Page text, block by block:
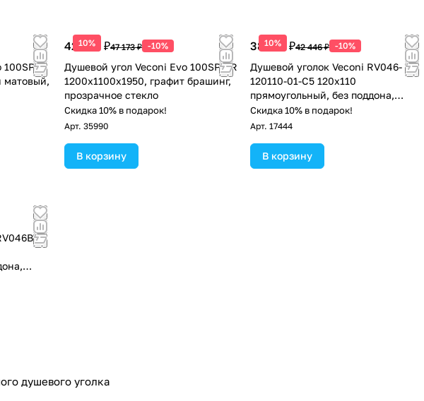
100SP B
матовый,
10%
42 456 ₽47 173 ₽ -10%
Душевой угол Veconi Evo 100SP GR
1200х1100x1950, графит брашинг,
прозрачное стекло
Скидка 10% в подарок!
Арт. 35990
В корзину
10%
38 201 ₽42 446 ₽ -10%
Душевой уголок Veconi RV046-
120110-01-C5 120х110
прямоугольный, без поддона,
прозрачное стекло, хром
Скидка 10% в подарок!
Арт. 17444
В корзину
душевого уголка